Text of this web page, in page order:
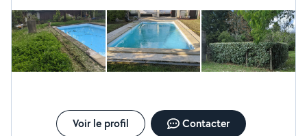
recommande sans hésiter.
Voir le profil Contacter